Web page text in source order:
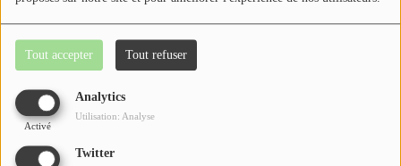
Tout accepter Tout refuser
Analytics
Activé
Utilisation: Analyse
Twitter
Jeu concours
Partenaires